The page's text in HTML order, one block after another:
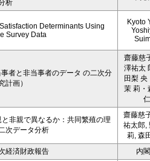
析
Determinants Using
Survey Data
Kyoto
者と非当事者のデータ の二次分
計画）
齋藤慈
澤祐太
田梨 央
茉 莉・
仁
非親で異なるか：共同繁殖の理
次データ分析
齋藤慈
祐太郎,
莉, 森
経済財政報告
内